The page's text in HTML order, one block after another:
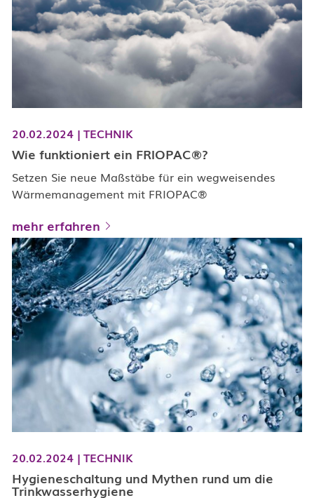
20.02.2024 | TECHNIK
Wie funktioniert ein FRIOPAC®?
Setzen Sie neue Maßstäbe für ein wegweisendes
Wärmemanagement mit FRIOPAC®
mehr erfahren
20.02.2024 | TECHNIK
Hygieneschaltung und Mythen rund um die
Trinkwasserhygiene